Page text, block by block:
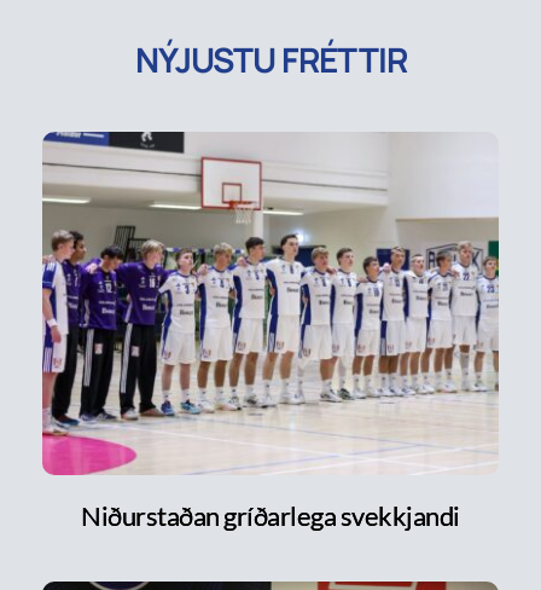
NÝJUSTU FRÉTTIR
Niðurstaðan gríðarlega svekkjandi